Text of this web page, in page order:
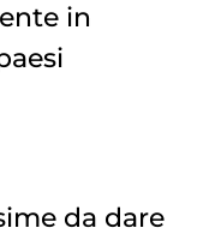
in
da dare